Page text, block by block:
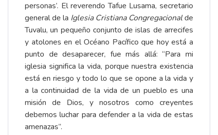
personas’. El reverendo Tafue Lusama, secretario
general de la Iglesia Cristiana Congregacionalde
Tuvalu, un pequeño conjunto de islas de arrecifes
y atolones en el Océano Pacífico que hoy está a
punto de desaparecer, fue más allá: “Para mi
iglesia significa la vida, porque nuestra existencia
está en riesgo y todo lo que se opone a la vida y
a la continuidad de la vida de un pueblo es una
misión de Dios, y nosotros como creyentes
debemos luchar para defender a la vida de estas
amenazas”.